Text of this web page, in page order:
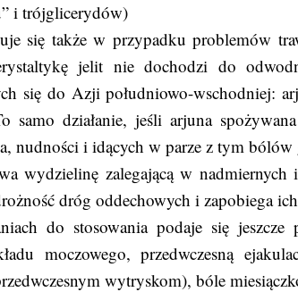
i trójglicerydów)
się także w przypadku problemów
jelit nie dochodzi do
się do Azji południowo-wschodniej:
samo działanie, jeśli arjuna
nudności i idących w parze z tym bólów
wydzielinę zalegającą w
dróg oddechowych i zapobiega
do stosowania podaje się
moczowego, przedwczesną
wytryskom), bóle